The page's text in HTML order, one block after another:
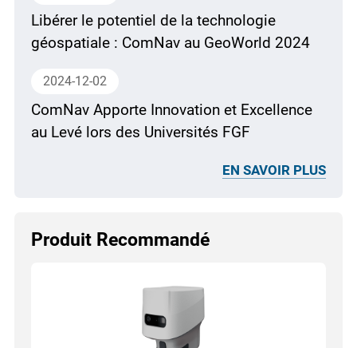
Libérer le potentiel de la technologie
géospatiale : ComNav au GeoWorld 2024
2024-12-02
ComNav Apporte Innovation et Excellence
au Levé lors des Universités FGF
EN SAVOIR PLUS
Produit Recommandé